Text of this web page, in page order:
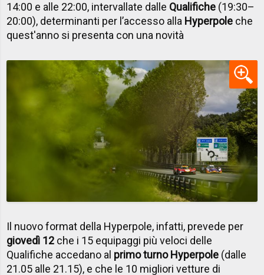
14:00 e alle 22:00, intervallate dalle Qualifiche (19:30–
20:00), determinanti per l’accesso alla Hyperpole che
quest'anno si presenta con una novità
Il nuovo format della Hyperpole, infatti, prevede per
giovedì 12 che i 15 equipaggi più veloci delle
Qualifiche accedano al primo turno Hyperpole (dalle
21.05 alle 21.15), e che le 10 migliori vetture di